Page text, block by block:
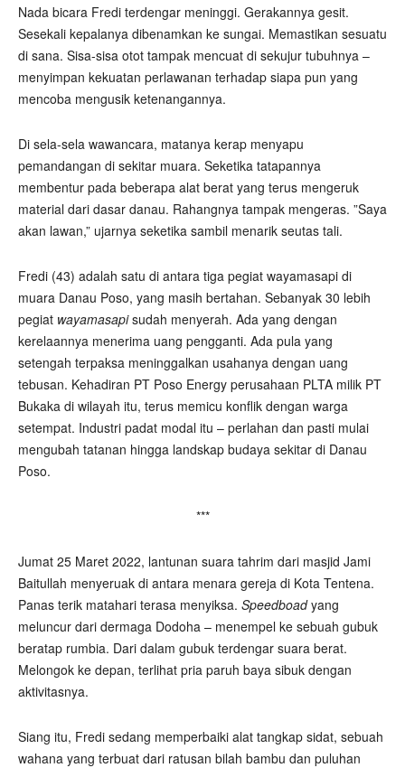
Nada bicara Fredi terdengar meninggi. Gerakannya gesit.
Sesekali kepalanya dibenamkan ke sungai. Memastikan sesuatu
di sana. Sisa-sisa otot tampak mencuat di sekujur tubuhnya –
menyimpan kekuatan perlawanan terhadap siapa pun yang
mencoba mengusik ketenangannya.
Di sela-sela wawancara, matanya kerap menyapu
pemandangan di sekitar muara. Seketika tatapannya
membentur pada beberapa alat berat yang terus mengeruk
material dari dasar danau. Rahangnya tampak mengeras. ”Saya
akan lawan,” ujarnya seketika sambil menarik seutas tali.
Fredi (43) adalah satu di antara tiga pegiat wayamasapi di
muara Danau Poso, yang masih bertahan. Sebanyak 30 lebih
pegiat wayamasapisudah menyerah. Ada yang dengan
kerelaannya menerima uang pengganti. Ada pula yang
setengah terpaksa meninggalkan usahanya dengan uang
tebusan. Kehadiran PT Poso Energy perusahaan PLTA milik PT
Bukaka di wilayah itu, terus memicu konflik dengan warga
setempat. Industri padat modal itu – perlahan dan pasti mulai
mengubah tatanan hingga landskap budaya sekitar di Danau
Poso.
***
Jumat 25 Maret 2022, lantunan suara tahrim dari masjid Jami
Baitullah menyeruak di antara menara gereja di Kota Tentena.
Panas terik matahari terasa menyiksa. Speedboadyang
meluncur dari dermaga Dodoha – menempel ke sebuah gubuk
beratap rumbia. Dari dalam gubuk terdengar suara berat.
Melongok ke depan, terlihat pria paruh baya sibuk dengan
aktivitasnya.
Siang itu, Fredi sedang memperbaiki alat tangkap sidat, sebuah
wahana yang terbuat dari ratusan bilah bambu dan puluhan